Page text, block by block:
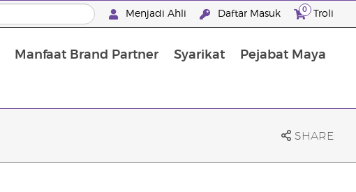
Menjadi Ahli Daftar Masuk 0 Troli
Manfaat Brand Partner Syarikat Pejabat Maya
SHARE